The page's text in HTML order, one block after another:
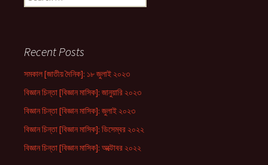
for:
Recent Posts
সমকাল [জাতীয় দৈনিক]: ১৮ জুলাই ২০২৩
বিজ্ঞান চিন্তা [বিজ্ঞান মাসিক]: জানুয়ারি ২০২৩
বিজ্ঞান চিন্তা [বিজ্ঞান মাসিক]: জুলাই ২০২৩
বিজ্ঞান চিন্তা [বিজ্ঞান মাসিক]: ডিসেম্বর ২০২২
বিজ্ঞান চিন্তা [বিজ্ঞান মাসিক]: অক্টোবর ২০২২